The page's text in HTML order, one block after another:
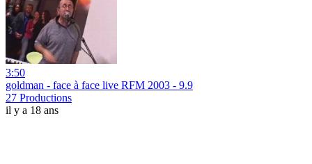
3:50
goldman - face à face live RFM 2003 - 9.9
27 Productions
il y a 18 ans